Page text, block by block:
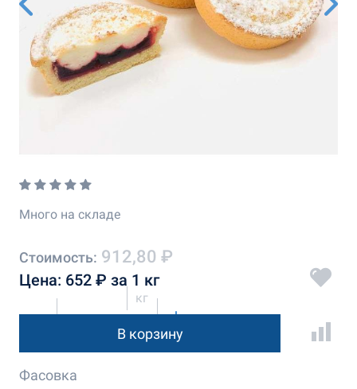
Много на складе
Стоимость: 912,80 ₽
Цена: 652 ₽ за 1 кг
кг
В корзину
Фасовка